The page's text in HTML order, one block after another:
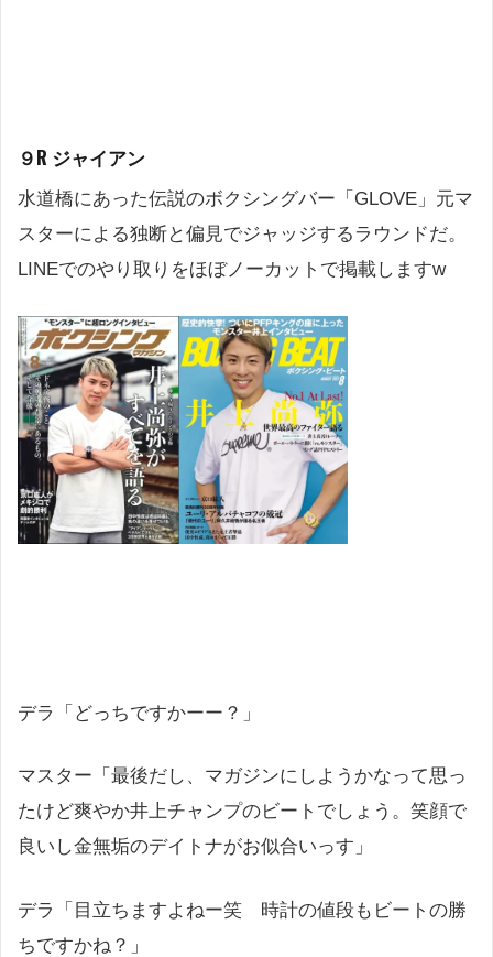
９R ジャイアン
水道橋にあった伝説のボクシングバー「GLOVE」元マ
スターによる独断と偏見でジャッジするラウンドだ。
LINEでのやり取りをほぼノーカットで掲載しますw
デラ「どっちですかーー？」
マスター「最後だし、マガジンにしようかなって思っ
たけど爽やか井上チャンプのビートでしょう。笑顔で
良いし金無垢のデイトナがお似合いっす」
デラ「目立ちますよねー笑 時計の値段もビートの勝
ちですかね？」